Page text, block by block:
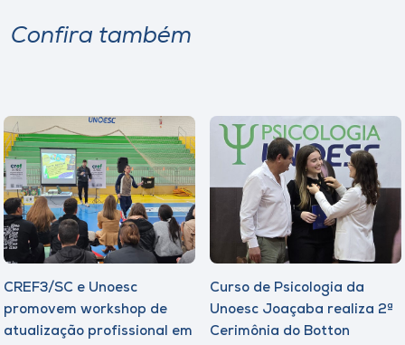
Confira também
CREF3/SC e Unoesc
promovem workshop de
atualização profissional em
Curso de Psicologia da
Unoesc Joaçaba realiza 2ª
Cerimônia do Botton